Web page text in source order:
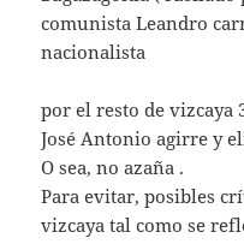
comunista Leandro
nacionalista
por el resto de vizcaya
José Antonio agirre y
O sea, no azaña .
Para evitar, posibles
vizcaya tal como se